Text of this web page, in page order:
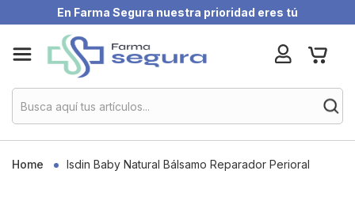
En Farma Segura nuestra prioridad eres tú
to
Content
My
Home Isdin Baby Natural Bálsamo Reparador Perioral